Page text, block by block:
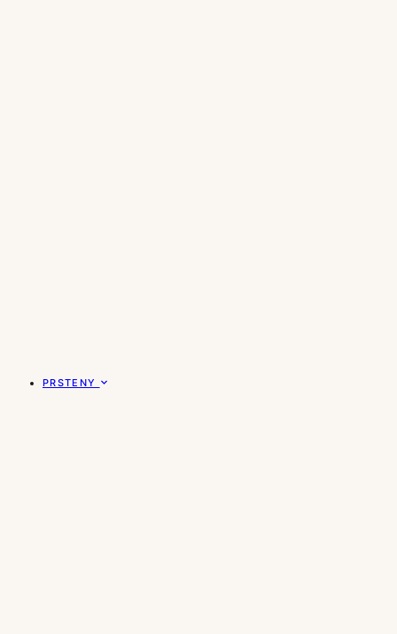
PRSTENY